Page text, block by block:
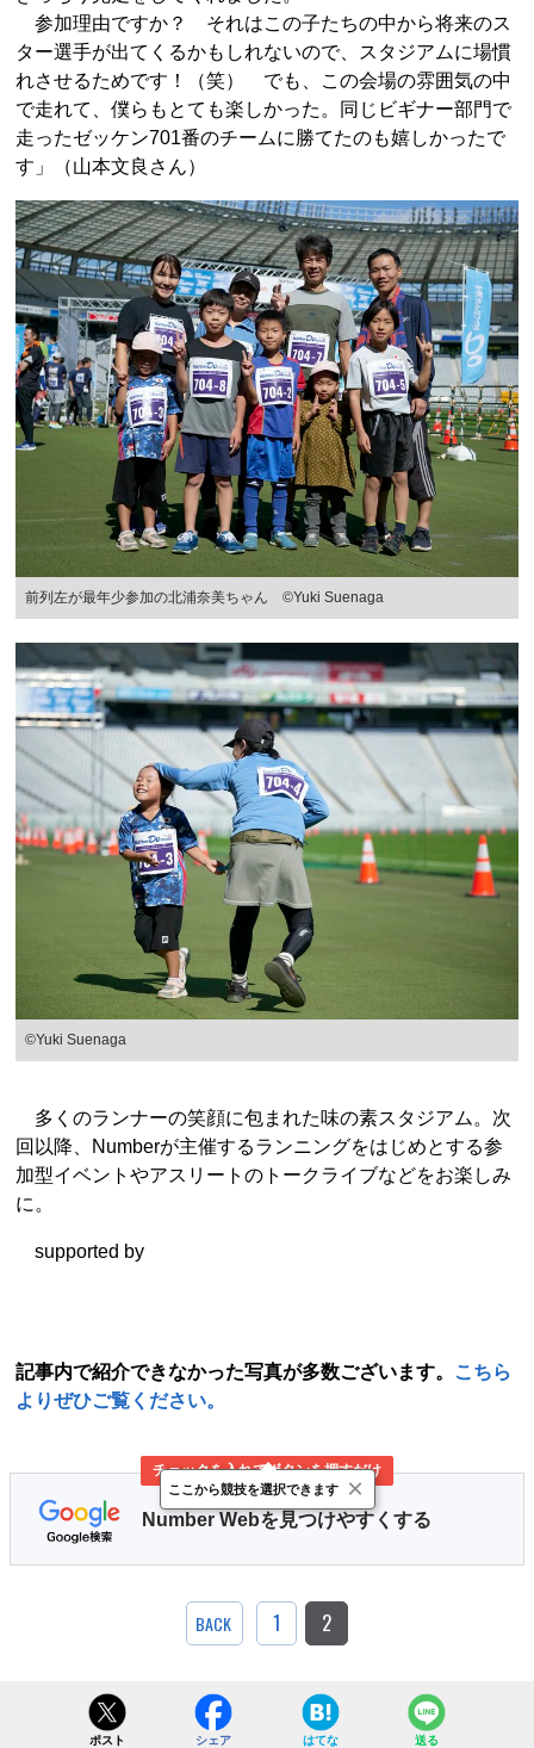
参加理由ですか？ それはこの子たちの中から将来のス
ター選手が出てくるかもしれないので、スタジアムに場慣
れさせるためです！（笑） でも、この会場の雰囲気の中
で走れて、僕らもとても楽しかった。同じビギナー部門で
走ったゼッケン701番のチームに勝てたのも嬉しかったで
す」（山本文良さん）
前列左が最年少参加の北浦奈美ちゃん ©Yuki Suenaga
©Yuki Suenaga
多くのランナーの笑顔に包まれた味の素スタジアム。次
回以降、Numberが主催するランニングをはじめとする参
加型イベントやアスリートのトークライブなどをお楽しみ
に。
supported by
記事内で紹介できなかった写真が多数ございます。
こちら
よりぜひご覧ください。
チェックを入れてボタンを押すだけ
Number Webを見つけやすくする
BACK 1 2
ポスト シェア はてな 送る
ここから競技を選択できます ×